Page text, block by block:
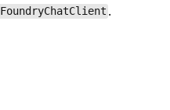
FoundryChatClient .